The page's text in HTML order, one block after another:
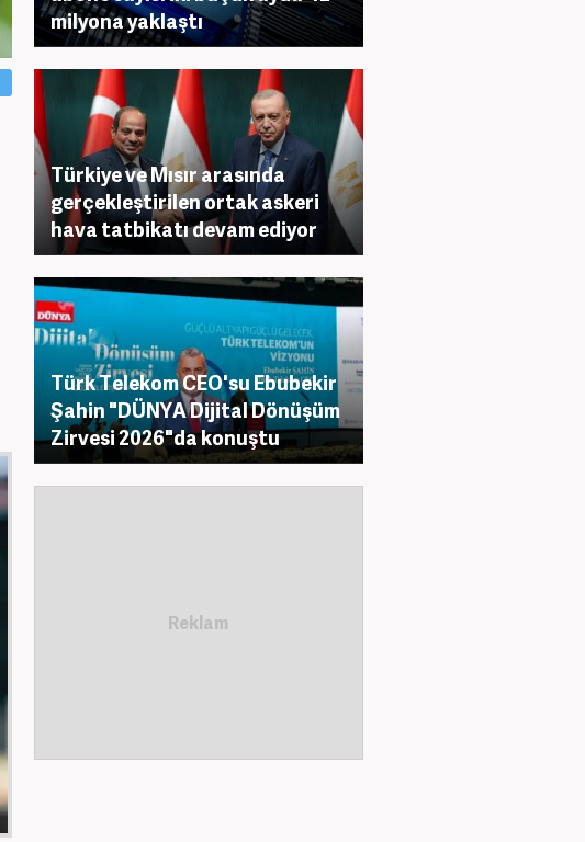
milyona yaklaştı
Türkiye ve Mısır arasında
gerçekleştirilen ortak askeri
hava tatbikatı devam ediyor
Türk Telekom CEO'su Ebubekir
Şahin "DÜNYA Dijital Dönüşüm
Zirvesi 2026"da konuştu